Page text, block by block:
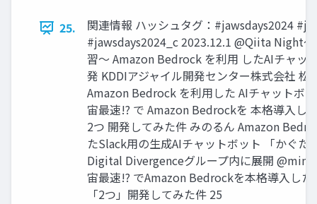
25.
関連情報 ハッシュタグ：#jawsdays2024
#jawsdays2024_c 2023.12.1 @Qiita Night
習〜 Amazon Bedrock を利⽤ したAIチャッ
発 KDDIアジャイル開発センター株式会社 松
Amazon Bedrock を利用した AIチャットボ
宙最速!? で Amazon Bedrockを 本格導入し
2つ 開発してみた件 みのるん Amazon
たSlack用の生成AIチャットボット 「かぐた
Digital Divergenceグループ内に展開
宙最速!? でAmazon Bedrockを本格導入した
「2つ」開発してみた件 25